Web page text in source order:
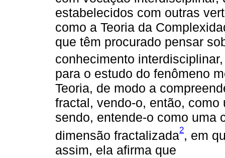
estabelecidos com outras
como a Teoria da
que têm procurado pensar
conhecimento
para o estudo do fenômeno
Teoria, de modo a
fractal, vendo-o, então,
sendo, entende-o como uma
dimensão fractalizada2, em
assim, ela afirma que